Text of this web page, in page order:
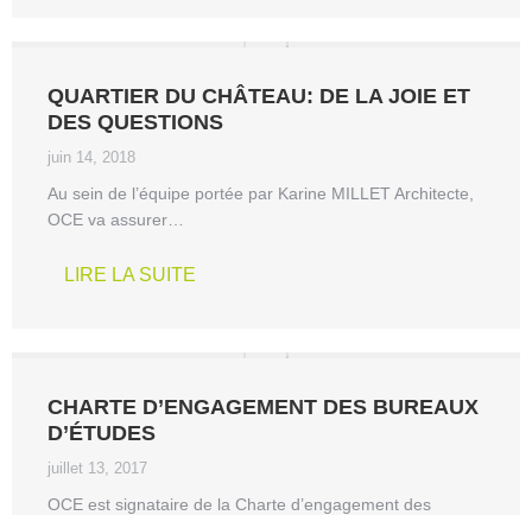
QUARTIER DU CHÂTEAU: DE LA JOIE ET
DES QUESTIONS
juin 14, 2018
Au sein de l’équipe portée par Karine MILLET Architecte,
OCE va assurer…
LIRE LA SUITE
CHARTE D’ENGAGEMENT DES BUREAUX
D’ÉTUDES
juillet 13, 2017
OCE est signataire de la Charte d’engagement des